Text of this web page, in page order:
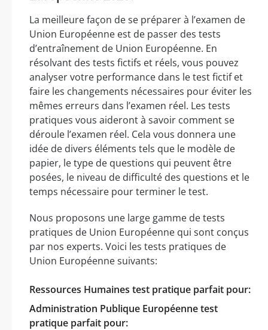
La meilleure façon de se préparer à l’examen de
Union Européenne est de passer des tests
d’entraînement de Union Européenne. En
résolvant des tests fictifs et réels, vous pouvez
analyser votre performance dans le test fictif et
faire les changements nécessaires pour éviter les
mêmes erreurs dans l’examen réel. Les tests
pratiques vous aideront à savoir comment se
déroule l’examen réel. Cela vous donnera une
idée de divers éléments tels que le modèle de
papier, le type de questions qui peuvent être
posées, le niveau de difficulté des questions et le
temps nécessaire pour terminer le test.
Nous proposons une large gamme de tests
pratiques de Union Européenne qui sont conçus
par nos experts. Voici les tests pratiques de
Union Européenne suivants:
Ressources Humaines test pratique parfait pour:
Administration Publique Européenne test
pratique parfait pour: